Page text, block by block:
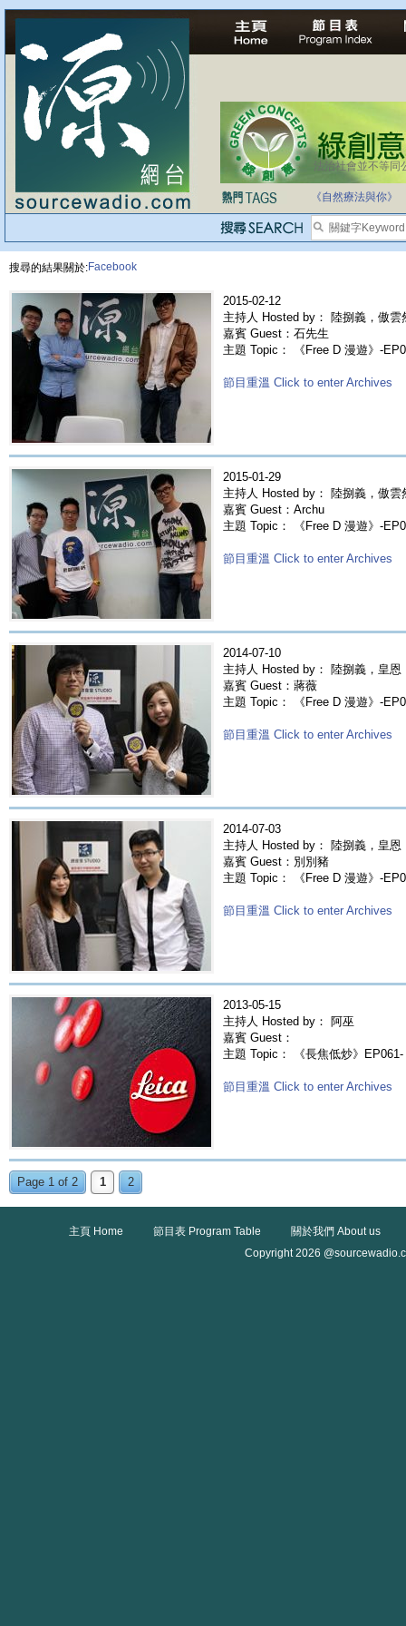
法治社會並不等同
自家教育合法化-
《自然療法與你》
搜尋的結果關於:Facebook
2015-02-12
主持人 Hosted by： 陸捌義，傲雲
嘉賓 Guest：石先生
主題 Topic： 《Free D 漫遊》-
節目重溫 Click to enter Archives
2015-01-29
主持人 Hosted by： 陸捌義，傲雲
嘉賓 Guest：Archu
主題 Topic： 《Free D 漫遊》-
節目重溫 Click to enter Archives
2014-07-10
主持人 Hosted by： 陸捌義，皇恩
嘉賓 Guest：蔣薇
主題 Topic： 《Free D 漫遊》-
節目重溫 Click to enter Archives
2014-07-03
主持人 Hosted by： 陸捌義，皇恩
嘉賓 Guest：別別豬
主題 Topic： 《Free D 漫遊》-
節目重溫 Click to enter Archives
2013-05-15
主持人 Hosted by： 阿巫
嘉賓 Guest：
主題 Topic： 《長焦低炒》
節目重溫 Click to enter Archives
Page 1 of 2 1 2
主頁 Home 節目表 Program Table
關於我們 About us
Copyright 2026